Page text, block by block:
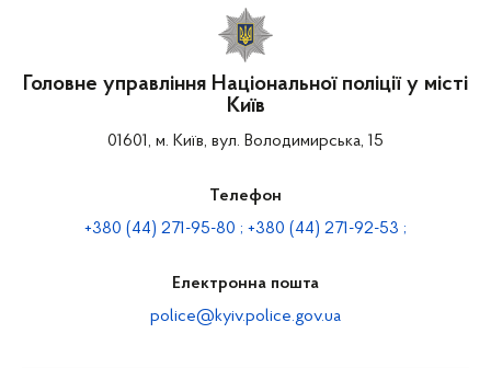
Головне управління Національної поліції у місті
Київ
01601, м. Київ, вул. Володимирська, 15
Телефон
+380 (44) 271-95-80 ; +380 (44) 271-92-53 ;
Електронна пошта
police@kyiv.police.gov.ua